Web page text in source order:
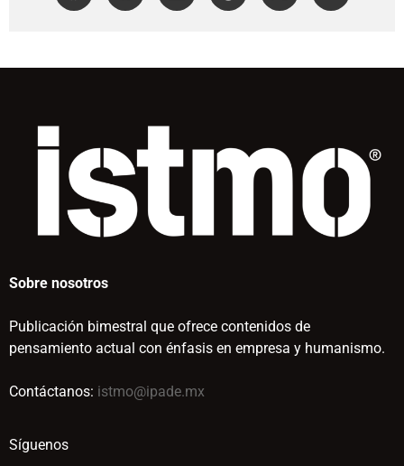
Sobre nosotros
Publicación bimestral que ofrece contenidos de
pensamiento actual con énfasis en empresa y humanismo.
Contáctanos: istmo@ipade.mx
Síguenos